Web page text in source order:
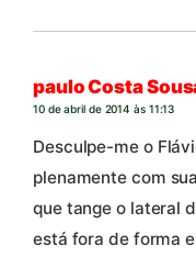
paulo Costa
10 de abril de 2014 às 11:13
Desculpe-me o
plenamente com
que tange o lateral
está fora de forma